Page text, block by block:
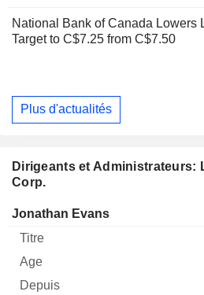
National Bank of Canada Lowers
Target to C$7.25 from C$7.50
Plus d'actualités
Dirigeants et Administrateurs:
Corp.
Dirigeant Titre Age
Jonathan Evans